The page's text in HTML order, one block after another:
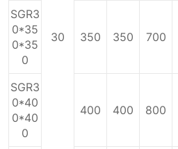
30
SGR3
0*35
0*35
0
350 350 700
SGR3
0*40
0*40
0
400 400 800